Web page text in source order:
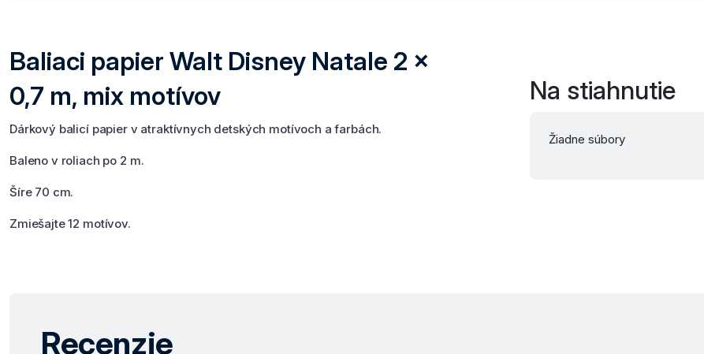
Baliaci papier Walt Disney Natale 2 x
0,7 m, mix motívov
Dárkový balicí papier v atraktívnych detských motívoch a farbách.
Baleno v roliach po 2 m.
Šíre 70 cm.
Zmiešajte 12 motívov.
Na stiahnutie
Žiadne súbory
Recenzie